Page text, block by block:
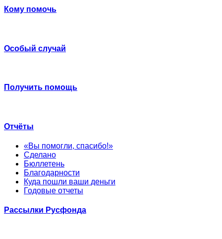
Кому помочь
Особый случай
Получить помощь
Отчёты
«Вы помогли, спасибо!»
Сделано
Бюллетень
Благодарности
Куда пошли ваши деньги
Годовые отчеты
Рассылки Русфонда